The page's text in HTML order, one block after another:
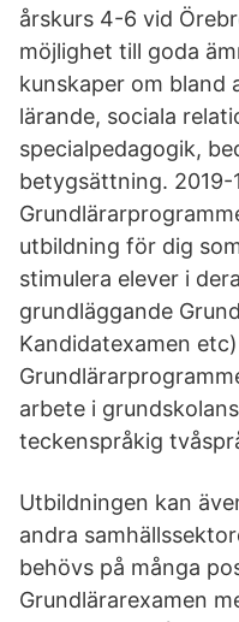
årskurs 4-6 vid
möjlighet till goda
kunskaper om bland
lärande, sociala
specialpedagogik,
betygsättning. 2019-
utbildning för dig
stimulera elever i
grundläggande
Kandidatexamen
arbete i
teckenspråkig
Utbildningen kan
andra
behövs på många
Grundlärarexamen